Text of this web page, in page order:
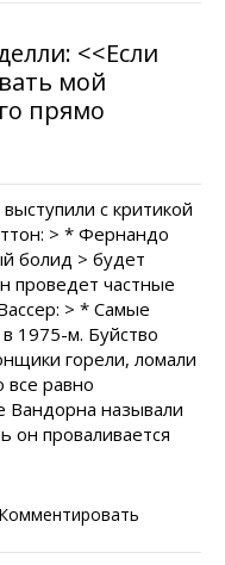
<<Если
мой
прямо
с критикой
> * Фернандо
болид > будет
проведет частные
> * Самые
1975-м. Буйство
горели, ломали
все равно
Вандорна называли
он проваливается